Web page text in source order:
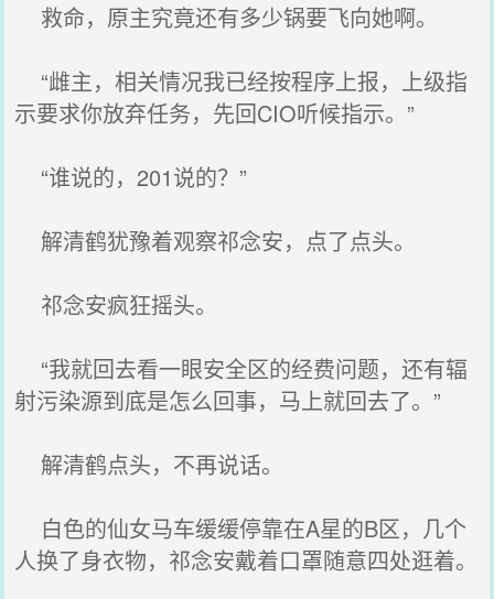
救命，原主究竟还有多少锅要飞向她啊。
“雌主，相关情况我已经按程序上报，上级指
示要求你放弃任务，先回CIO听候指示。”
“谁说的，201说的？”
解清鹤犹豫着观察祁念安，点了点头。
祁念安疯狂摇头。
“我就回去看一眼安全区的经费问题，还有辐
射污染源到底是怎么回事，马上就回去了。”
解清鹤点头，不再说话。
白色的仙女马车缓缓停靠在A星的B区，几个
人换了身衣物，祁念安戴着口罩随意四处逛着。